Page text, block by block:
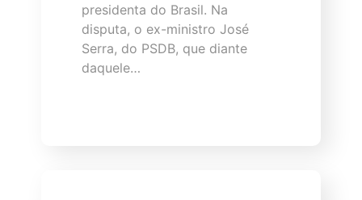
presidenta do Brasil. Na
disputa, o ex-ministro José
Serra, do PSDB, que diante
daquele…